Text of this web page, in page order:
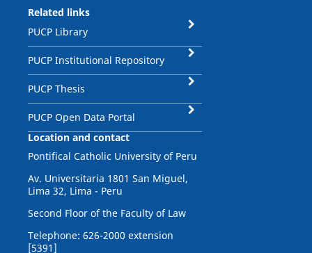
Related links
PUCP Library
PUCP Institutional Repository
PUCP Thesis
PUCP Open Data Portal
Location and contact
Pontifical Catholic University of Peru
Av. Universitaria 1801 San Miguel,
Lima 32, Lima - Peru
Second Floor of the Faculty of Law
Telephone: 626-2000 extension
[5391]